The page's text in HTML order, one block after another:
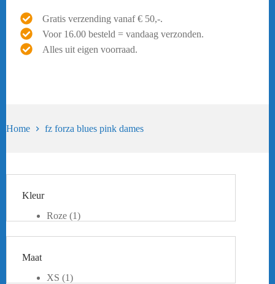
Gratis verzending vanaf € 50,-.
Voor 16.00 besteld = vandaag verzonden.
Alles uit eigen voorraad.
Home fz forza blues pink dames
Kleur
Roze (1)
Maat
XS (1)